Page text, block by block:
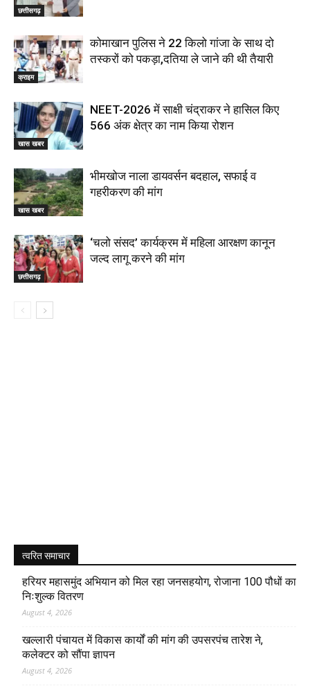
छत्तीसगढ़
क्राइम
कोमाखान पुलिस ने 22 किलो गांजा के साथ दो
तस्करों को पकड़ा,दतिया ले जाने की थी तैयारी
खास खबर
NEET-2026 में साक्षी चंद्राकर ने हासिल किए
566 अंक क्षेत्र का नाम किया रोशन
खास खबर
भीमखोज नाला डायवर्सन बदहाल, सफाई व
गहरीकरण की मांग
छत्तीसगढ़
‘चलो संसद’ कार्यक्रम में महिला आरक्षण कानून
जल्द लागू करने की मांग
त्वरित समाचार
हरियर महासमुंद अभियान को मिल रहा जनसहयोग, रोजाना 100 पौधों का
निःशुल्क वितरण
August 4, 2026
खल्लारी पंचायत में विकास कार्यों की मांग की उपसरपंच तारेश ने,
कलेक्टर को सौंपा ज्ञापन
August 4, 2026